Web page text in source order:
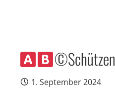
©️Schützen
1. September 2024